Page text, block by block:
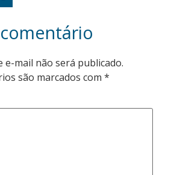
e-mail não será publicado.
são marcados com *